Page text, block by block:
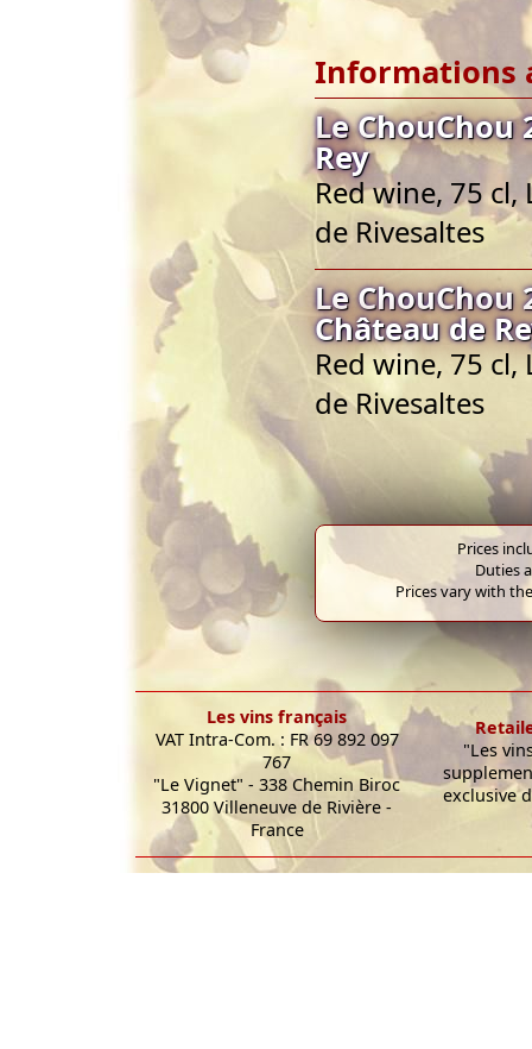
Informations
Le ChouChou
Rey
Red wine, 75 cl,
de Rivesaltes
Le ChouChou
Château de
Red wine, 75
de Rivesaltes
Prices
Duties
Prices vary with
Les vins français
VAT Intra-Com. : FR 69 892 097
767
"Le Vignet" - 338 Chemin Biroc
31800 Villeneuve de Rivière -
France
"Les
exclusive